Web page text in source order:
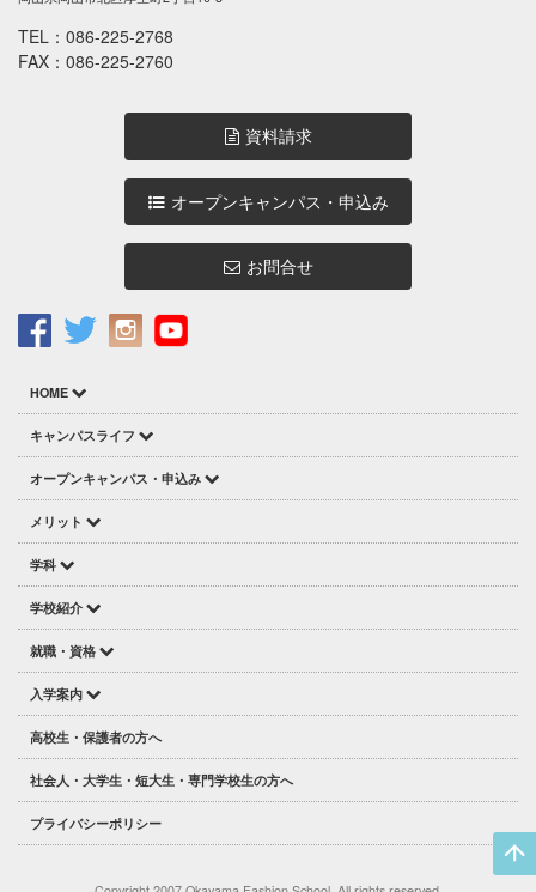
TEL： 086-225-2768
FAX：086-225-2760
資料請求
オープンキャンパス・申込み
お問合せ
HOME
キャンパスライフ
オープンキャンパス・申込み
メリット
学科
学校紹介
就職・資格
入学案内
高校生・保護者の方へ
社会人・大学生・短大生・専門学校生の方へ
プライバシーポリシー